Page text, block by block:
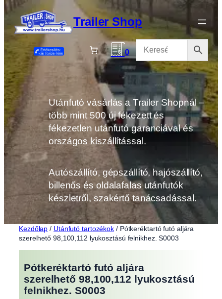
Ugrás
a
tartalomhoz
Trailer Shop
0
Utánfutó vásárlás a Trailer Shopnál –
több mint 500 új fékezett és
fékezetlen utánfutó garanciával és
országos kiszállítással.
Autószállító, gépszállító, hajószállító,
billenős és oldalafalas utánfutók
készletről, szakértő tanácsadással.
Kezdőlap / Utánfutó tartozékok / Pótkeréktartó futó aljára
szerelhető 98,100,112 lyukosztású felnikhez. S0003
Pótkeréktartó futó aljára
szerelhető 98,100,112 lyukosztású
felnikhez. S0003